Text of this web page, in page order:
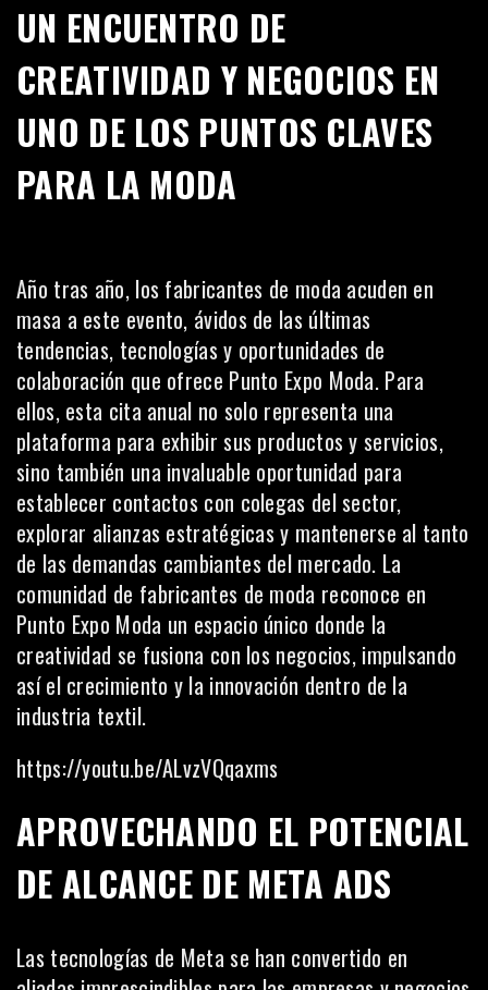
UN ENCUENTRO DE
CREATIVIDAD Y NEGOCIOS EN
UNO DE LOS PUNTOS CLAVES
PARA LA MODA
Año tras año, los fabricantes de moda acuden en
masa a este evento, ávidos de las últimas
tendencias, tecnologías y oportunidades de
colaboración que ofrece Punto Expo Moda. Para
ellos, esta cita anual no solo representa una
plataforma para exhibir sus productos y servicios,
sino también una invaluable oportunidad para
establecer contactos con colegas del sector,
explorar alianzas estratégicas y mantenerse al tanto
de las demandas cambiantes del mercado. La
comunidad de fabricantes de moda reconoce en
Punto Expo Moda un espacio único donde la
creatividad se fusiona con los negocios, impulsando
así el crecimiento y la innovación dentro de la
industria textil.
https://youtu.be/ALvzVQqaxms
APROVECHANDO EL POTENCIAL
DE ALCANCE DE META ADS
Las tecnologías de Meta se han convertido en